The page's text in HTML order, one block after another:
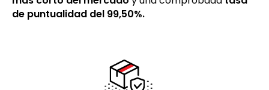
de puntualidad del 99,50%.